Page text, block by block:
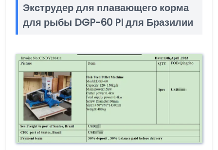
Экструдер для плавающего корма
для рыбы DGP-60 PI для Бразилии